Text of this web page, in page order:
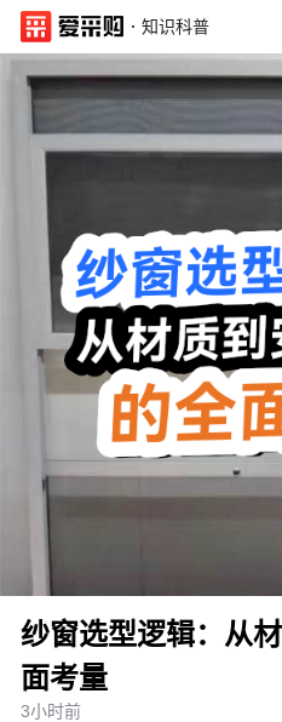
· 知识科普
纱窗选型逻辑：从
面考量
3小时前